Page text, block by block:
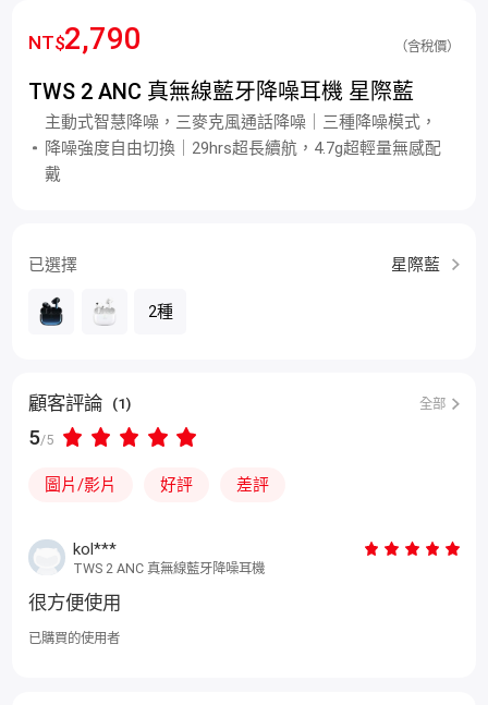
NT$2,790 （含稅價）
TWS 2 ANC 真無線藍牙降噪耳機 星際藍
主動式智慧降噪，三麥克風通話降噪｜三種降噪模式，
降噪強度自由切換｜29hrs超長續航，4.7g超輕量無感配
戴
已選擇 星際藍
2種
顧客評論 (1) 全部
5/5
圖片/影片 好評 差評
kol***
TWS 2 ANC 真無線藍牙降噪耳機
很方便使用
已購買的使用者